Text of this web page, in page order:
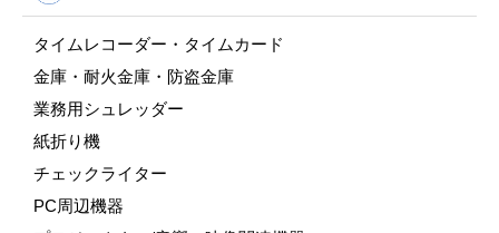
タイムレコーダー・タイムカード
金庫・耐火金庫・防盗金庫
業務用シュレッダー
紙折り機
チェックライター
PC周辺機器